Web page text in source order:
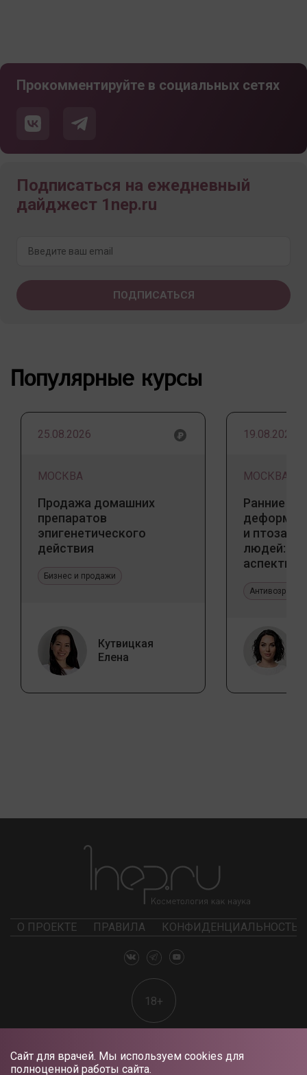
Сайт для врачей. Мы используем cookies для
полноценной работы сайта.
Прокомментируйте в социальных сетях
Подписаться на ежедневный
дайджест 1nep.ru
Популярные курсы
25.08.2026
МОСКВА
Продажа домашних
препаратов
эпигенетического
действия
Бизнес и продажи
Кутвицкая
Елена
19.08.2026
МОСКВА
Ранние
и птоза у
людей:
аспекты
О ПРОЕКТЕ ПРАВИЛА КОНФИДЕНЦИАЛЬНОСТЬ
18+